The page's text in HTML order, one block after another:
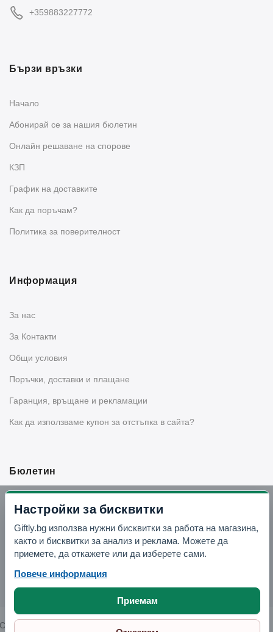
+359883227772
Бързи връзки
Начало
Абонирай се за нашия бюлетин
Oнлайн решаване на спорове
КЗП
График на доставките
Как да поръчам?
Политика за поверителност
Информация
За нас
За Контакти
Общи условия
Поръчки, доставки и плащане
Гаранция, връщане и рекламации
Как да използваме купон за отстъпка в сайта?
Бюлетин
Вземи -10% отстъпка в Telegram
Отвори Telegram
Copyright © 2026 GIFTLY.BG. All rights reserved.
Настройки за бисквитки
Giftly.bg използва нужни бисквитки за работа на магазина,
както и бисквитки за анализ и реклама. Можете да
приемете, да откажете или да изберете сами.
Повече информация
Приемам